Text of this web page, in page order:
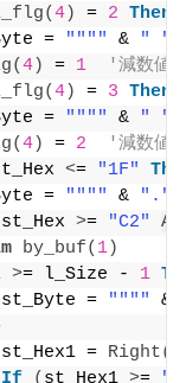
(4) = 2 Then
=
"" "" & " "
(4) = 1
'減数値
(4) = 3 Then
=
"" "" & " "
(4) = 2
'減数値
<= "1F"
=
"" "" & "."
st_Hex >= "C2"
by_buf( 1)
>= l_Size - 1
=
"" "" &
=
Right(
If
( st_Hex1 >=